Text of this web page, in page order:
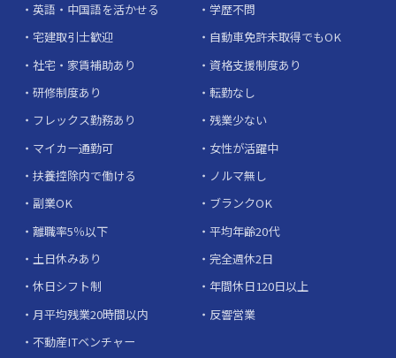
英語・中国語を活かせる
学歴不問
宅建取引士歓迎
自動車免許未取得でもOK
社宅・家賃補助あり
資格支援制度あり
研修制度あり
転勤なし
フレックス勤務あり
残業少ない
マイカー通勤可
女性が活躍中
扶養控除内で働ける
ノルマ無し
副業OK
ブランクOK
離職率5％以下
平均年齢20代
土日休みあり
完全週休2日
休日シフト制
年間休日120日以上
月平均残業20時間以内
反響営業
不動産ITベンチャー